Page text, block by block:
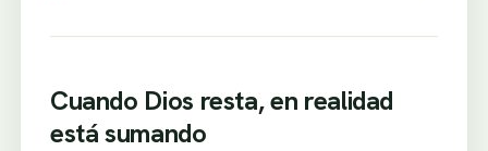
Cuando Dios resta, en realidad
está sumando